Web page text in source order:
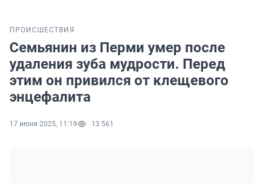
ПРОИСШЕСТВИЯ
Семьянин из Перми умер после
удаления зуба мудрости. Перед
этим он привился от клещевого
энцефалита
17 июня 2025, 11:19 13 561